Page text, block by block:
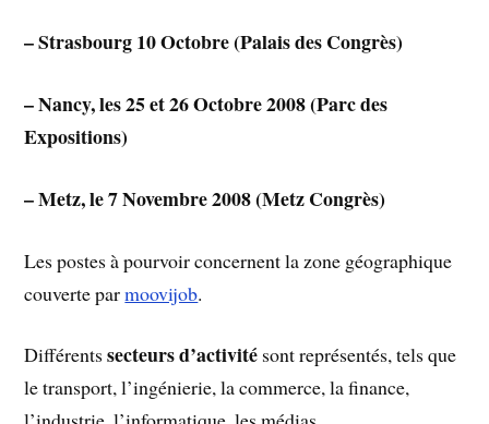
– Strasbourg 10 Octobre (Palais des Congrès)
– Nancy, les 25 et 26 Octobre 2008 (Parc des
Expositions)
– Metz, le 7 Novembre 2008 (Metz Congrès)
Les postes à pourvoir concernent la zone géographique
couverte parmoovijob.
Différentssecteurs d’activité sont représentés, tels que
le transport, l’ingénierie, la commerce, la finance,